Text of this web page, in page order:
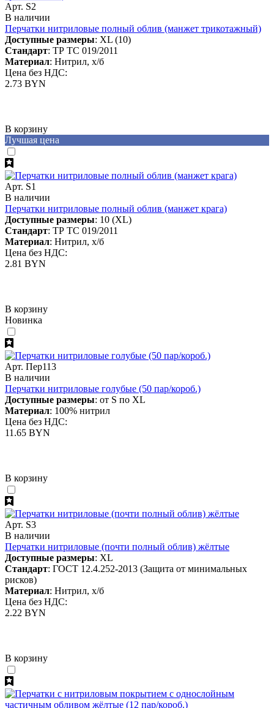
Арт. S2
В наличии
Перчатки нитриловые полный облив (манжет трикотажный)
Доступные размеры: XL (10)
Стандарт: ТР ТС 019/2011
Материал: Нитрил, х/б
Цена без НДС:
2.73 BYN
В корзину
Лучшая цена
Арт. S1
В наличии
Перчатки нитриловые полный облив (манжет крага)
Доступные размеры: 10 (XL)
Стандарт: ТР ТС 019/2011
Материал: Нитрил, х/б
Цена без НДС:
2.81 BYN
В корзину
Новинка
Арт. Пер113
В наличии
Перчатки нитриловые голубые (50 пар/короб.)
Доступные размеры: от S по XL
Материал: 100% нитрил
Цена без НДС:
11.65 BYN
В корзину
Арт. S3
В наличии
Перчатки нитриловые (почти полный облив) жёлтые
Доступные размеры: XL
Стандарт: ГОСТ 12.4.252-2013 (Защита от минимальных
рисков)
Материал: Нитрил, х/б
Цена без НДС:
2.22 BYN
В корзину